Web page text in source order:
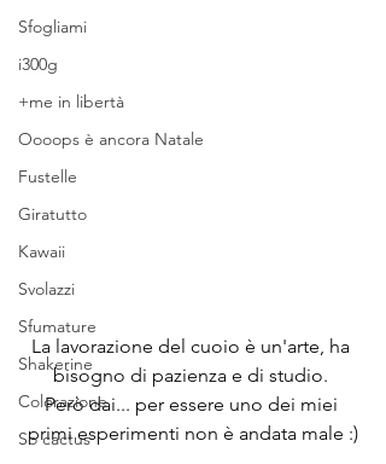
Sfogliami
i300g
+me in libertà
Oooops è ancora Natale
Fustelle
Giratutto
Kawaii
Svolazzi
Sfumature
Shakerine
Colorazione
So cactus
La lavorazione del cuoio è un'arte, ha
bisogno di pazienza e di studio.
Però dai... per essere uno dei miei
primi esperimenti non è andata male :)